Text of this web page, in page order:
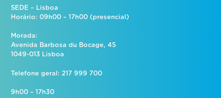
SEDE – Lisboa
Horário: 09h00 – 17h00 (presencial)
Morada:
Avenida Barbosa du Bocage, 45
1049-013 Lisboa
Telefone geral: 217 999 700
9h00 – 17h30